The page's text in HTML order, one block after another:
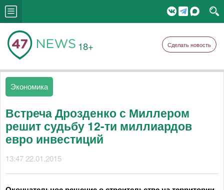
18+ Сделать новость
Экономика
Встреча Дрозденко с Миллером
решит судьбу 12-ти миллиардов
евро инвестиций
13:47 22.01.2015